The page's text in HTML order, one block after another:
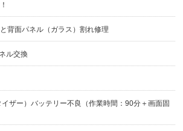
背面パネル（ガラス）割れ修理
ル交換
ザー）バッテリー不良（作業時間：90分＋画面固